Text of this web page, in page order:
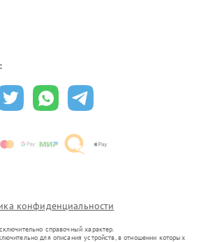
конфиденциальности
справочный характер.
для описания устройств, в отношении которых